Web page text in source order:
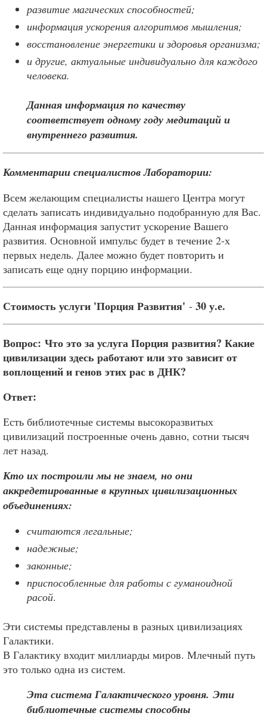
развитие магических способностей;
информация ускорения алгоритмов мышления;
восстановление энергетики и здоровья организма;
и другие, актуальные индивидуально для каждого
человека.
Данная информация по качеству
соответствует одному году медитаций и
внутреннего развития.
Комментарии специалистов Лаборатории:
Всем желающим специалисты нашего Центра могут
сделать записать индивидуально подобранную для Вас.
Данная информация запустит ускорение Вашего
развития. Основной импульс будет в течение 2-х
первых недель. Далее можно будет повторить и
записать еще одну порцию информации.
Стоимость услуги 'Порция Развития' - 30 у.е.
Вопрос: Что это за услуга Порция развития? Какие
цивилизации здесь работают или это зависит от
воплощений и генов этих рас в ДНК?
Ответ:
Есть библиотечные системы высокоразвитых
цивилизаций построенные очень давно, сотни тысяч
лет назад.
Кто их построили мы не знаем, но они
аккредетированные в крупных цивилизационных
объединениях:
считаются легальные;
надежные;
законные;
приспособленные для работы с гуманоидной
расой.
Эти системы представлены в разных цивилизациях
Галактики.
В Галактику входит миллиарды миров. Млечный путь
это только одна из систем.
Эта система Галактического уровня. Эти
библиотечные системы способны